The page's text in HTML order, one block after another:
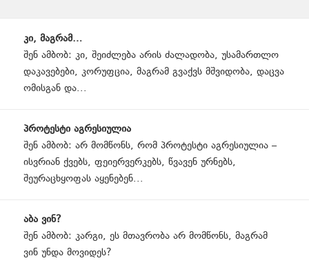
navigationკი, მაგრამ…
შენ ამბობ: კი, შეიძლება არის ძალადობა, უსამართლო
დაკავებები, კორუფცია, მაგრამ გვაქვს მშვიდობა, დაცვა
ომისგან და...
პროტესტი აგრესიულია
შენ ამბობ: არ მომწონს, რომ პროტესტი აგრესიულია –
ისვრიან ქვებს, ფეიერვერკებს, წვავენ ურნებს,
შეურაცხყოფას აყენებენ...
აბა ვინ?
შენ ამბობ: კარგი, ეს მთავრობა არ მომწონს, მაგრამ
ვინ უნდა მოვიდეს?